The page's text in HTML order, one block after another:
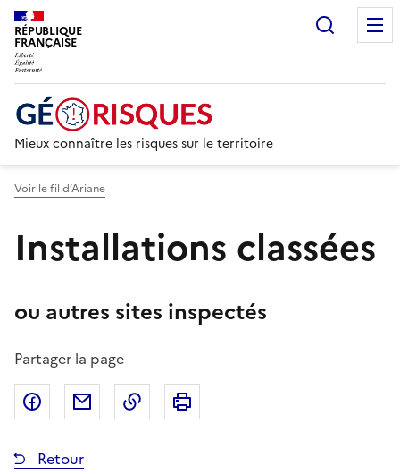
RÉPUBLIQUE
FRANÇAISE
Mieux connaître les risques sur le territoire
Voir le fil d’Ariane
Installations classées
ou autres sites inspectés
Partager la page
Partager sur Facebook
Partager par emailCopier dans le presse-papier
Retour